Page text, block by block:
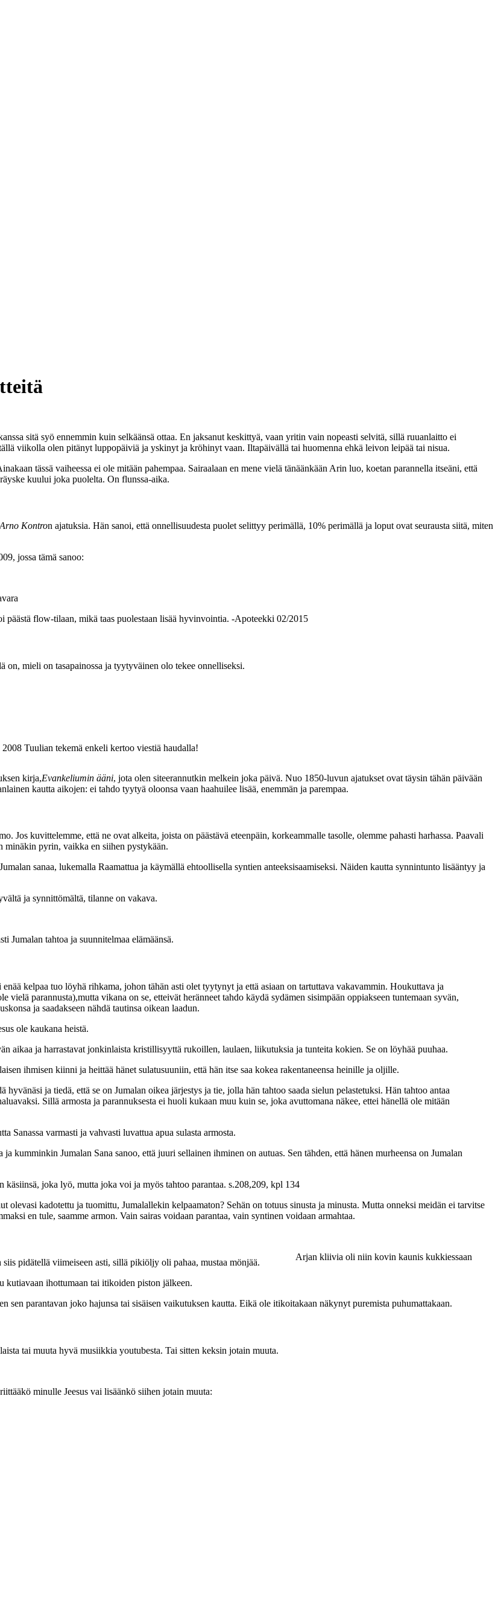
sitä syö ennemmin kuin selkäänsä ottaa. En jaksanut keskittyä, vaan yritin vain nopeasti selvitä, sillä ruuanlaitto ei
viikolla olen pitänyt luppopäiviä ja yskinyt ja kröhinyt vaan. Iltapäivällä tai huomenna ehkä leivon leipää tai nisua.
tässä vaiheessa ei ole mitään pahempaa. Sairaalaan en mene vielä tänäänkään Arin luo, koetan parannella itseäni, että
kuului joka puolelta. On flunssa-aika.
Arno Kontron ajatuksia. Hän sanoi, että onnellisuudesta puolet selittyy perimällä, 10% perimällä ja loput ovat seurausta siitä, miten
jossa tämä sanoo:
päästä flow-tilaan, mikä taas puolestaan lisää hyvinvointia. -Apoteekki 02/2015
mieli on tasapainossa ja tyytyväinen olo tekee onnelliseksi.
2008 Tuulian tekemä enkeli kertoo viestiä haudalla!
kirja,Evankeliumin ääni, jota olen siteerannutkin melkein joka päivä. Nuo 1850-luvun ajatukset ovat täysin tähän päivään
kautta aikojen: ei tahdo tyytyä oloonsa vaan haahuilee lisää, enemmän ja parempaa.
Jos kuvittelemme, että ne ovat alkeita, joista on päästävä eteenpäin, korkeammalle tasolle, olemme pahasti harhassa. Paavali
minäkin pyrin, vaikka en siihen pystykään.
sanaa, lukemalla Raamattua ja käymällä ehtoollisella syntien anteeksisaamiseksi. Näiden kautta synnintunto lisääntyy ja
ja synnittömältä, tilanne on vakava.
Jumalan tahtoa ja suunnitelmaa elämäänsä.
kelpaa tuo löyhä rihkama, johon tähän asti olet tyytynyt ja että asiaan on tartuttava vakavammin. Houkuttava ja
vielä parannusta),mutta vikana on se, etteivät heränneet tahdo käydä sydämen sisimpään oppiakseen tuntemaan syvän,
ja saadakseen nähdä tautinsa oikean laadun.
ole kaukana heistä.
aikaa ja harrastavat jonkinlaista kristillisyyttä rukoillen, laulaen, liikutuksia ja tunteita kokien. Se on löyhää puuhaa.
ihmisen kiinni ja heittää hänet sulatusuuniin, että hän itse saa kokea rakentaneensa heinille ja oljille.
ja tiedä, että se on Jumalan oikea järjestys ja tie, jolla hän tahtoo saada sielun pelastetuksi. Hän tahtoo antaa
Sillä armosta ja parannuksesta ei huoli kukaan muu kuin se, joka avuttomana näkee, ettei hänellä ole mitään
Sanassa varmasti ja vahvasti luvattua apua sulasta armosta.
kumminkin Jumalan Sana sanoo, että juuri sellainen ihminen on autuas. Sen tähden, että hänen murheensa on Jumalan
joka lyö, mutta joka voi ja myös tahtoo parantaa. s.208,209, kpl 134
kadotettu ja tuomittu, Jumalallekin kelpaamaton? Sehän on totuus sinusta ja minusta. Mutta onneksi meidän ei tarvitse
en tule, saamme armon. Vain sairas voidaan parantaa, vain syntinen voidaan armahtaa.
Arjan kliivia oli niin kovin kaunis kukkiessaan
pidätellä viimeiseen asti, sillä pikiöljy oli pahaa, mustaa mönjää.
ihottumaan tai itikoiden piston jälkeen.
parantavan joko hajunsa tai sisäisen vaikutuksen kautta. Eikä ole itikoitakaan näkynyt puremista puhumattakaan.
tai muuta hyvä musiikkia youtubesta. Tai sitten keksin jotain muuta.
minulle Jeesus vai lisäänkö siihen jotain muuta: